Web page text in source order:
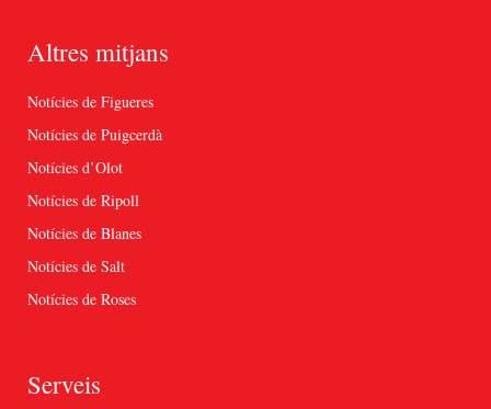
Altres mitjans
Notícies de Figueres
Notícies de Puigcerdà
Notícies d’Olot
Notícies de Ripoll
Notícies de Blanes
Notícies de Salt
Notícies de Roses
Serveis